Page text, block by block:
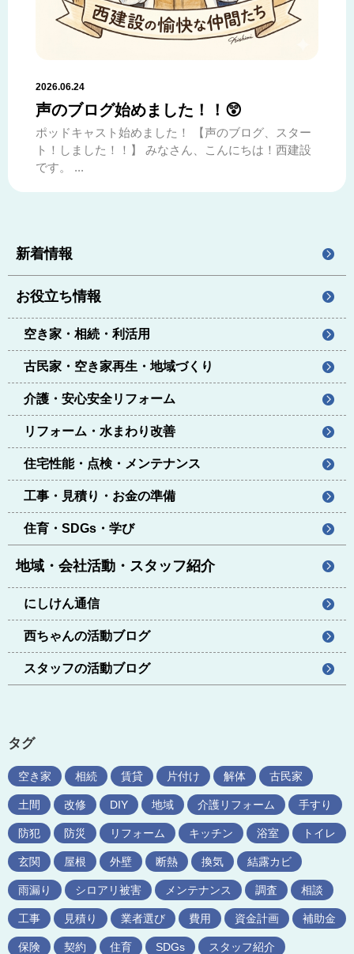
2026.06.24
声のブログ始めました！！😲
ポッドキャスト始めました！ 【声のブログ、スター
ト！しました！！】 みなさん、こんにちは！西建設
です。 ...
新着情報
お役立ち情報
空き家・相続・利活用
古民家・空き家再生・地域づくり
介護・安心安全リフォーム
リフォーム・水まわり改善
住宅性能・点検・メンテナンス
工事・見積り・お金の準備
住育・SDGs・学び
地域・会社活動・スタッフ紹介
にしけん通信
西ちゃんの活動ブログ
スタッフの活動ブログ
タグ
空き家 相続 賃貸 片付け 解体 古民家
土間 改修 DIY 地域 介護リフォーム 手すり
防犯 防災 リフォーム キッチン 浴室 トイレ
玄関 屋根 外壁 断熱 換気 結露カビ
雨漏り シロアリ被害 メンテナンス 調査 相談
工事 見積り 業者選び 費用 資金計画 補助金
保険 契約 住育 SDGs スタッフ紹介